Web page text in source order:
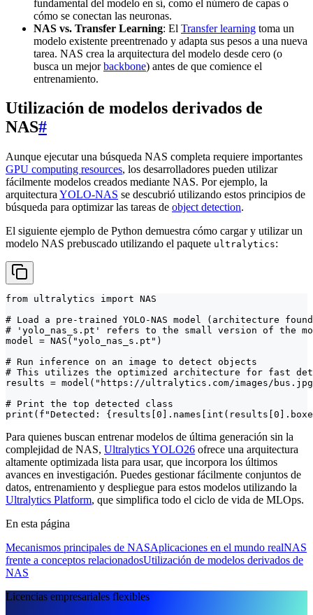
fundamental del modelo en sí, como el número de capas o
cómo se conectan las neuronas.
NAS vs. Transfer Learning: El Transfer learning toma un
modelo existente preentrenado y adapta sus pesos a una nueva
tarea. NAS crea la arquitectura del modelo desde cero (o
busca un mejorbackbone) antes de que comience el
entrenamiento.
Utilización de modelos derivados de
NAS#
Aunque ejecutar una búsqueda NAS completa requiere importantes
GPU computing resources, los desarrolladores pueden utilizar
fácilmente modelos creados mediante NAS. Por ejemplo, la
arquitectura YOLO-NAS se descubrió utilizando estos principios de
búsqueda para optimizar las tareas de object detection.
El siguiente ejemplo de Python demuestra cómo cargar y utilizar un
modelo NAS prebuscado utilizando el paquete ultralytics:
from ultralytics import NAS
# Load a pre-trained YOLO-NAS model (architecture
# 'yolo_nas_s.pt' refers to the small version of the
model = NAS("yolo_nas_s.pt")
# Run inference on an image to detect objects
# This utilizes the optimized architecture for fast
results = model("https://ultralytics.com/images/
# Print the top detected class
print(f"Detected:
Para quienes buscan entrenar modelos de última generación sin la
complejidad de NAS, Ultralytics YOLO26 ofrece una arquitectura
altamente optimizada lista para usar, que incorpora los últimos
avances en investigación. Puedes gestionar fácilmente conjuntos de
datos, entrenamiento y despliegue para estos modelos utilizando la
Ultralytics Platform, que simplifica todo el ciclo de vida de MLOps.
En esta página
Mecanismos principales de NASAplicaciones en el mundo realNAS
frente a conceptos relacionadosUtilización de modelos derivados de
NAS
Licencias empresariales flexibles